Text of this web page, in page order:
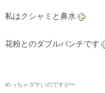
私はクシャミと鼻水
花粉とのダブルパンチです
めっちゃダサいのですが〜